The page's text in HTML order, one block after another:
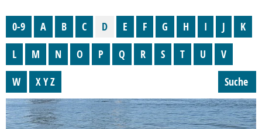
0-9 A B C D E F G H I J
K
L
M N O P Q R S T U
V
W
X Y Z Suche